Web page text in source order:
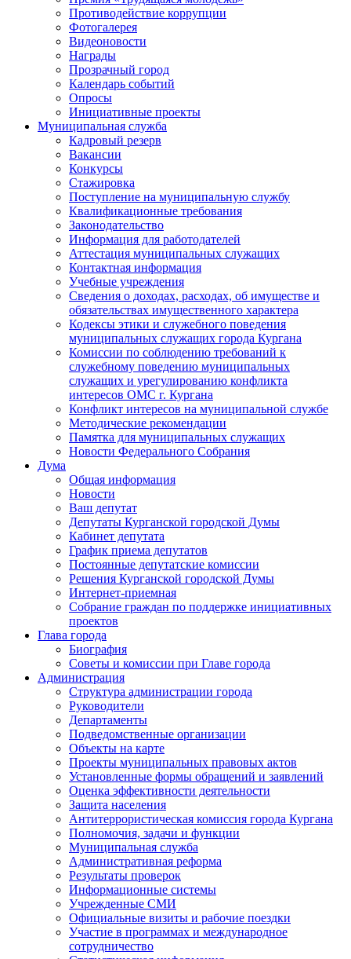
Противодействие коррупции
Фотогалерея
Видеоновости
Награды
Прозрачный город
Календарь событий
Опросы
Инициативные проекты
Муниципальная служба
Кадровый резерв
Вакансии
Конкурсы
Стажировка
Поступление на муниципальную службу
Квалификационные требования
Законодательство
Информация для работодателей
Аттестация муниципальных служащих
Контактная информация
Учебные учреждения
Сведения о доходах, расходах, об имуществе и
обязательствах имущественного характера
Кодексы этики и служебного поведения
муниципальных служащих города Кургана
Комиссии по соблюдению требований к
служебному поведению муниципальных
служащих и урегулированию конфликта
интересов ОМС г. Кургана
Конфликт интересов на муниципальной службе
Методические рекомендации
Памятка для муниципальных служащих
Новости Федерального Cобрания
Дума
Общая информация
Новости
Ваш депутат
Депутаты Курганской городской Думы
Кабинет депутата
График приема депутатов
Постоянные депутатские комиссии
Решения Курганской городской Думы
Интернет-приемная
Собрание граждан по поддержке инициативных
проектов
Глава города
Биография
Советы и комиссии при Главе города
Администрация
Структура администрации города
Руководители
Департаменты
Подведомственные организации
Объекты на карте
Проекты муниципальных правовых актов
Установленные формы обращений и заявлений
Оценка эффективности деятельности
Защита населения
Антитеррористическая комиссия города Кургана
Полномочия, задачи и функции
Муниципальная служба
Административная реформа
Результаты проверок
Информационные системы
Учрежденные СМИ
Официальные визиты и рабочие поездки
Участие в программах и международное
сотрудничество